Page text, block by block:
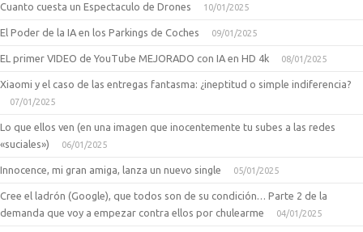
Cuanto cuesta un Espectaculo de Drones 10/01/2025
El Poder de la IA en los Parkings de Coches 09/01/2025
EL primer VIDEO de YouTube MEJORADO con IA en HD 4k 08/01/2025
Xiaomi y el caso de las entregas fantasma: ¿ineptitud o simple indiferencia?
07/01/2025
Lo que ellos ven (en una imagen que inocentemente tu subes a las redes
«suciales»)
06/01/2025
Innocence, mi gran amiga, lanza un nuevo single 05/01/2025
Cree el ladrón (Google), que todos son de su condición… Parte 2 de la
demanda que voy a empezar contra ellos por chulearme
04/01/2025